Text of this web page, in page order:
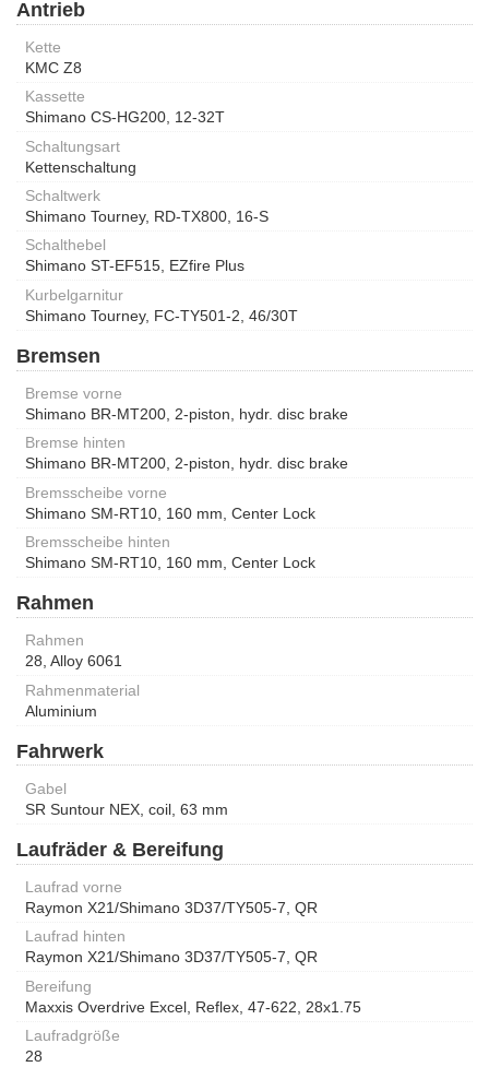
Antrieb
Kette
KMC Z8
Kassette
Shimano CS-HG200, 12-32T
Schaltungsart
Kettenschaltung
Schaltwerk
Shimano Tourney, RD-TX800, 16-S
Schalthebel
Shimano ST-EF515, EZfire Plus
Kurbelgarnitur
Shimano Tourney, FC-TY501-2, 46/30T
Bremsen
Bremse vorne
Shimano BR-MT200, 2-piston, hydr. disc brake
Bremse hinten
Shimano BR-MT200, 2-piston, hydr. disc brake
Bremsscheibe vorne
Shimano SM-RT10, 160 mm, Center Lock
Bremsscheibe hinten
Shimano SM-RT10, 160 mm, Center Lock
Rahmen
Rahmen
28, Alloy 6061
Rahmenmaterial
Aluminium
Fahrwerk
Gabel
SR Suntour NEX, coil, 63 mm
Laufräder & Bereifung
Laufrad vorne
Raymon X21/Shimano 3D37/TY505-7, QR
Laufrad hinten
Raymon X21/Shimano 3D37/TY505-7, QR
Bereifung
Maxxis Overdrive Excel, Reflex, 47-622, 28x1.75
Laufradgröße
28